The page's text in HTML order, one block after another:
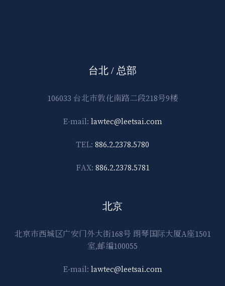
台北 / 总部
106033 台北市敦化南路二段218号9楼
E-mail: lawtec@leetsai.com
TEL: 886.2.2378.5780
FAX: 886.2.2378.5781
北京
北京市西城区广安门外大街168号 朗琴国际大厦A座1501
室,邮编100055
E-mail: lawtec@leetsai.com